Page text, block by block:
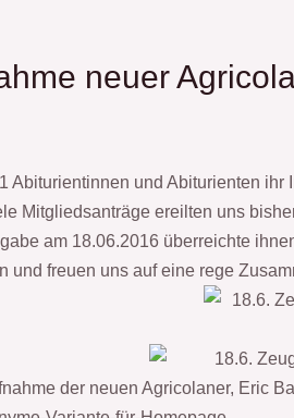
neuer
Abiturientinnen und Abiturienten
Mitgliedsanträge ereilten uns
am 18.06.2016 überreichte
und freuen uns auf eine rege
der neuen Agricolaner, Eric